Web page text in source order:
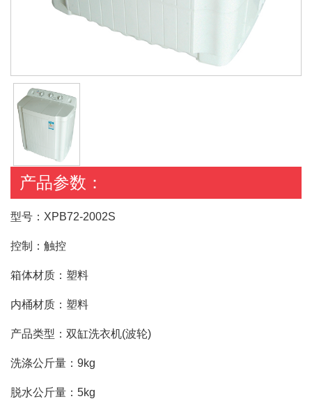
产品参数：
型号：XPB72-2002S
控制：触控
箱体材质：塑料
内桶材质：塑料
产品类型：双缸洗衣机(波轮)
洗涤公斤量：9kg
脱水公斤量：5kg